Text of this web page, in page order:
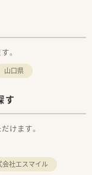
。
山口県
す
けます。
会社エスマイル